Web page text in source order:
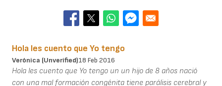
Hola les cuento que Yo tengo
Verónica (unverified)18 Feb 2016
Hola les cuento que Yo tengo un un hijo de 8 años nació
con una mal formación congénita tiene parálisis cerebral y